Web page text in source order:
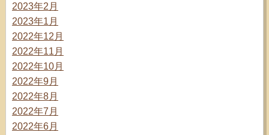
2023年2月
2023年1月
2022年12月
2022年11月
2022年10月
2022年9月
2022年8月
2022年7月
2022年6月